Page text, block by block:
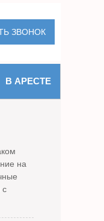
ЗВОНОК
В АРЕСТЕ
на
с